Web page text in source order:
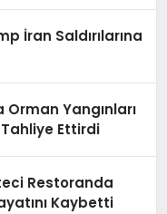
İran Saldırılarına
Yangınları
Ettirdi
Restoranda
Kaybetti